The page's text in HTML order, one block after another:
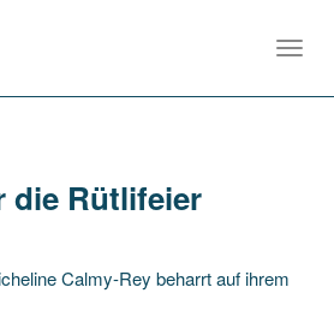
die Rütlifeier
Calmy-Rey beharrt auf ihrem